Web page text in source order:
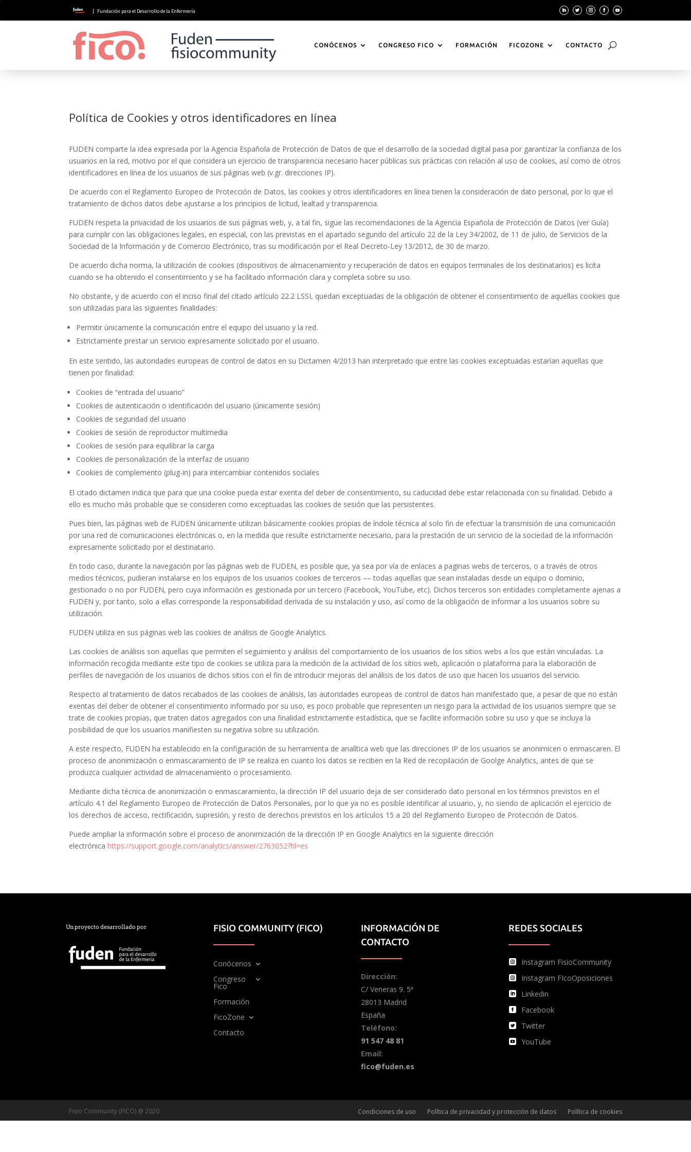
| Fundación para el Desarrollo de la Enfermería
CONÓCENOS CONGRESO FICO FORMACIÓN FICOZONE CONTACTO
Política de Cookies y otros identificadores en línea
FUDEN comparte la idea expresada por la Agencia Española de Protección de Datos de que el desarrollo de la sociedad digital pasa por garantizar la confianza de los
usuarios en la red, motivo por el que considera un ejercicio de transparencia necesario hacer públicas sus prácticas con relación al uso de cookies, así como de otros
identificadores en línea de los usuarios de sus páginas web (v.gr. direcciones IP).
De acuerdo con el Reglamento Europeo de Protección de Datos, las cookies y otros identificadores en línea tienen la consideración de dato personal, por lo que el
tratamiento de dichos datos debe ajustarse a los principios de licitud, lealtad y transparencia.
FUDEN respeta la privacidad de los usuarios de sus páginas web, y, a tal fin, sigue las recomendaciones de la Agencia Española de Protección de Datos (ver Guía)
para cumplir con las obligaciones legales, en especial, con las previstas en el apartado segundo del artículo 22 de la Ley 34/2002, de 11 de julio, de Servicios de la
Sociedad de la Información y de Comercio Electrónico, tras su modificación por el Real Decreto-Ley 13/2012, de 30 de marzo.
De acuerdo dicha norma, la utilización de cookies (dispositivos de almacenamiento y recuperación de datos en equipos terminales de los destinatarios) es licita
cuando se ha obtenido el consentimiento y se ha facilitado información clara y completa sobre su uso.
No obstante, y de acuerdo con el inciso final del citado artículo 22.2 LSSI, quedan exceptuadas de la obligación de obtener el consentimiento de aquellas cookies que
son utilizadas para las siguientes finalidades:
Permitir únicamente la comunicación entre el equipo del usuario y la red.
Estrictamente prestar un servicio expresamente solicitado por el usuario.
En este sentido, las autoridades europeas de control de datos en su Dictamen 4/2013 han interpretado que entre las cookies exceptuadas estarían aquellas que
tienen por finalidad:
Cookies de “entrada del usuario”
Cookies de autenticación o identificación del usuario (únicamente sesión)
Cookies de seguridad del usuario
Cookies de sesión de reproductor multimedia
Cookies de sesión para equilibrar la carga
Cookies de personalización de la interfaz de usuario
Cookies de complemento (plug-in) para intercambiar contenidos sociales
El citado dictamen indica que para que una cookie pueda estar exenta del deber de consentimiento, su caducidad debe estar relacionada con su finalidad. Debido a
ello es mucho más probable que se consideren como exceptuadas las cookies de sesión que las persistentes.
Pues bien, las páginas web de FUDEN únicamente utilizan básicamente cookies propias de índole técnica al solo fin de efectuar la transmisión de una comunicación
por una red de comunicaciones electrónicas o, en la medida que resulte estrictamente necesario, para la prestación de un servicio de la sociedad de la información
expresamente solicitado por el destinatario.
En todo caso, durante la navegación por las páginas web de FUDEN, es posible que, ya sea por vía de enlaces a paginas webs de terceros, o a través de otros
medios técnicos, pudieran instalarse en los equipos de los usuarios cookies de terceros –– todas aquellas que sean instaladas desde un equipo o dominio,
gestionado o no por FUDEN, pero cuya información es gestionada por un tercero (Facebook, YouTube, etc). Dichos terceros son entidades completamente ajenas a
FUDEN y, por tanto, solo a ellas corresponde la responsabilidad derivada de su instalación y uso, así como de la obligación de informar a los usuarios sobre su
utilización.
FUDEN utiliza en sus páginas web las cookies de análisis de Google Analytics.
Las cookies de análisis son aquellas que permiten el seguimiento y análisis del comportamiento de los usuarios de los sitios webs a los que están vinculadas. La
información recogida mediante este tipo de cookies se utiliza para la medición de la actividad de los sitios web, aplicación o plataforma para la elaboración de
perfiles de navegación de los usuarios de dichos sitios con el fin de introducir mejoras del análisis de los datos de uso que hacen los usuarios del servicio.
Respecto al tratamiento de datos recabados de las cookies de análisis, las autoridades europeas de control de datos han manifestado que, a pesar de que no están
exentas del deber de obtener el consentimiento informado por su uso, es poco probable que representen un riesgo para la actividad de los usuarios siempre que se
trate de cookies propias, que traten datos agregados con una finalidad estrictamente estadística, que se facilite información sobre su uso y que se incluya la
posibilidad de que los usuarios manifiesten su negativa sobre su utilización.
A este respecto, FUDEN ha establecido en la configuración de su herramienta de analítica web que las direcciones IP de los usuarios se anonimicen o enmascaren. El
proceso de anonimización o enmascaramiento de IP se realiza en cuanto los datos se reciben en la Red de recopilación de Goolge Analytics, antes de que se
produzca cualquier actividad de almacenamiento o procesamiento.
Mediante dicha técnica de anonimización o enmascaramiento, la dirección IP del usuario deja de ser considerado dato personal en los términos previstos en el
artículo 4.1 del Reglamento Europeo de Protección de Datos Personales, por lo que ya no es posible identificar al usuario, y, no siendo de aplicación el ejercicio de
los derechos de acceso, rectificación, supresión, y resto de derechos previstos en los artículos 15 a 20 del Reglamento Europeo de Protección de Datos.
Puede ampliar la información sobre el proceso de anonimización de la dirección IP en Google Analytics en la siguiente dirección
electrónica https://support.google.com/analytics/answer/2763052?hl=es
Un proyecto desarrollado por FISIO COMMUNITY (FICO)
Conócenos
Congreso
Fico
Formación
FicoZone
Contacto
INFORMACIÓN DE
CONTACTO
Dirección:
C/ Veneras 9. 5ª
28013 Madrid
España
Teléfono:
91 547 48 81
Email:
fico@fuden.es
REDES SOCIALES
Instagram FisioCommunity
Instagram FIcoOposiciones
Linkedin
Facebook
Twitter
YouTube
Fisio Community (FICO) @ 2020 Condiciones de uso Política de privacidad y protección de datos
Política de cookies